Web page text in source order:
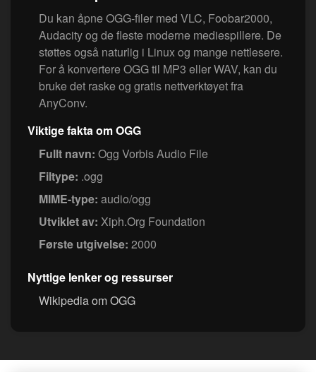
Du kan åpne OGG-filer med VLC, Foobar2000,
Audacity og de fleste moderne mediespillere. De
støttes også naturlig i Linux og mange nettlesere.
For å konvertere OGG til MP3 eller WAV, kan du
bruke det raske og gratis nettverktøyet fra
AnyConv.
Viktige fakta om OGG
Fullt navn: Ogg Vorbis Audio File
Filtype: .ogg
MIME-type: audio/ogg
Utviklet av: Xiph.Org Foundation
Første utgivelse: 2000
Nyttige lenker og ressurser
Wikipedia om OGG